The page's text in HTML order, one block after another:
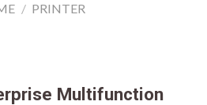
/ PRINTER
Multifunction